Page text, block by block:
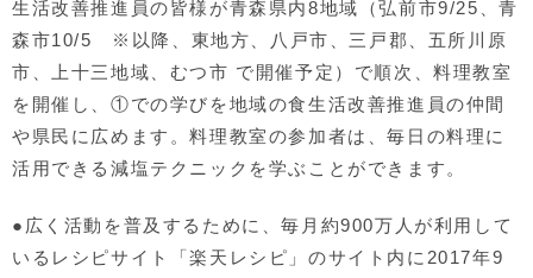
生活改善推進員の皆様が青森県内8地域（弘前市9/25、青
森市10/5 ※以降、東地方、八戸市、三戸郡、五所川原
市、上十三地域、むつ市 で開催予定）で順次、料理教室
を開催し、①での学びを地域の食生活改善推進員の仲間
や県民に広めます。料理教室の参加者は、毎日の料理に
活用できる減塩テクニックを学ぶことができます。
●広く活動を普及するために、毎月約900万人が利用して
いるレシピサイト「楽天レシピ」のサイト内に2017年9